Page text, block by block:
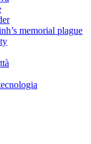
memorial plague